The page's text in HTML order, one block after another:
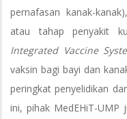
pernafasan kanak-kanak),
atau tahap penyakit
Integrated Vaccine
vaksin bagi bayi dan
peringkat penyelidikan
ini, pihak MedEHiT-